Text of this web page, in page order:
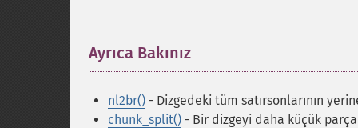
Ayrıca Bakınız
nl2br() - Dizgedeki tüm satırsonlarının
chunk_split() - Bir dizgeyi daha küçük